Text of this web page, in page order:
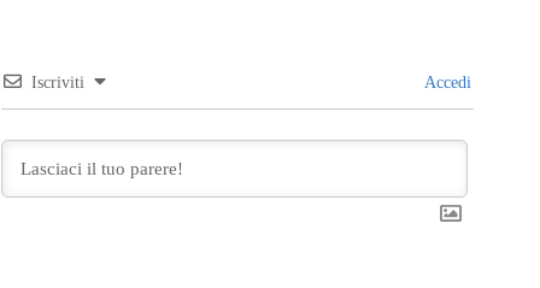
Iscriviti Accedi